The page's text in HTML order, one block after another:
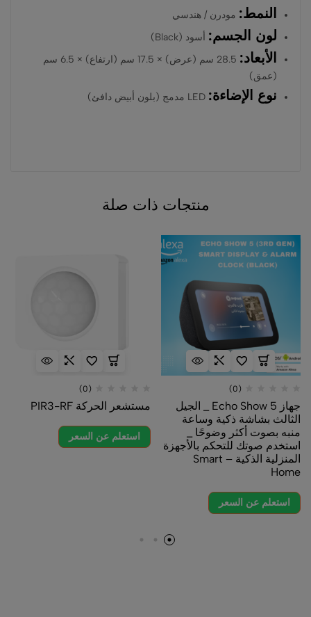
النمط: مودرن / هندسي
لون الجسم: أسود (Black)
الأبعاد:
28.5 سم (عرض) × 17.5 سم (ارتفاع) × 6.5 سم
(عمق)
نوع الإضاءة: LED مدمج (بلون أبيض دافئ)
منتجات ذات صلة
(0)
جهاز Echo Show 5 _ الجيل
الثالث بشاشة ذكية وساعة
منبه بصوت أكثر وضوحًا _
استخدم صوتك للتحكم بالأجهزة
المنزلية الذكية – Smart
Home
استعلم عن السعر
(0)
مستشعر الحركة PIR3-RF
استعلم عن السعر